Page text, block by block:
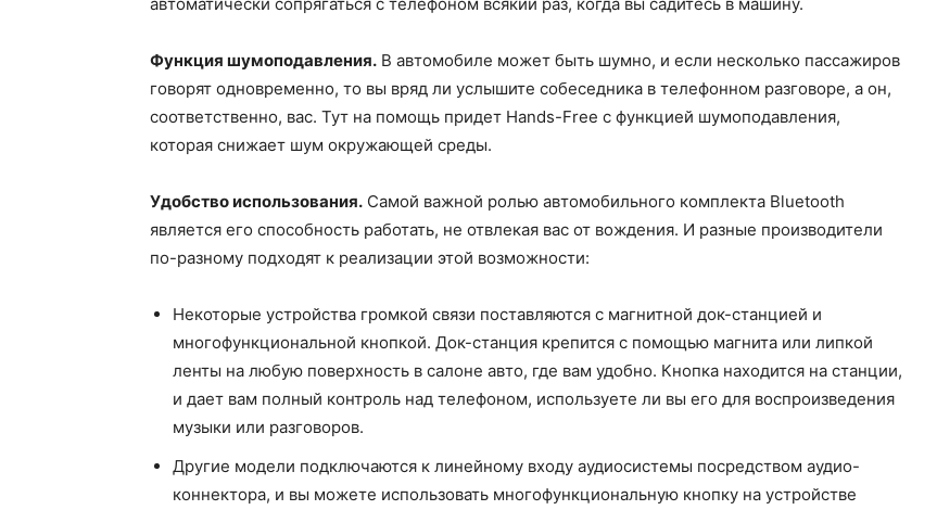
Функция шумоподавления. В автомобиле может быть шумно, и если несколько пассажиров
говорят одновременно, то вы вряд ли услышите собеседника в телефонном разговоре, а он,
соответственно, вас. Тут на помощь придет Hands-Free с функцией шумоподавления,
которая снижает шум окружающей среды.
Удобство использования. Самой важной ролью автомобильного комплекта Bluetooth
является его способность работать, не отвлекая вас от вождения. И разные производители
по-разному подходят к реализации этой возможности:
Некоторые устройства громкой связи поставляются с магнитной док-станцией и
многофункциональной кнопкой. Док-станция крепится с помощью магнита или липкой
ленты на любую поверхность в салоне авто, где вам удобно. Кнопка находится на станции,
и дает вам полный контроль над телефоном, используете ли вы его для воспроизведения
музыки или разговоров.
Другие модели подключаются к линейному входу аудиосистемы посредством аудио-
коннектора, и вы можете использовать многофункциональную кнопку на устройстве